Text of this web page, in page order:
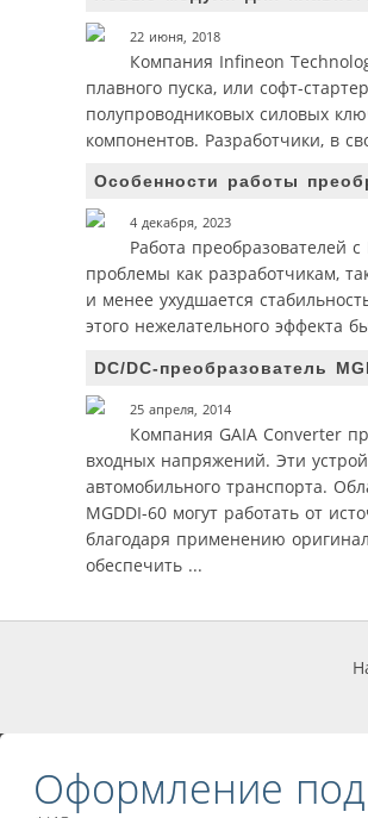
22 июня, 2018
Компания Infineon
плавного пуска, или софт-
полупроводниковых силовых
компонентов. Разработчики, в
Особенности работы
4 декабря, 2023
Работа преобразователей
проблемы как разработчикам,
и менее ухудшается
этого нежелательного эффекта
DC/DC-преобразователь
25 апреля, 2014
Компания GAIA Converter
входных напряжений. Эти
автомобильного транспорта.
MGDDI-60 могут работать от
благодаря применению
обеспечить ...
Оформление